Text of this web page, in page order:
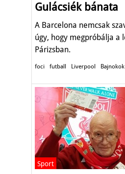
Gulácsiék bánata
A Barcelona nemcsak
úgy, hogy megpróbálja a
Párizsban.
foci futball Liverpool
Sport